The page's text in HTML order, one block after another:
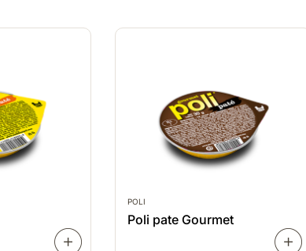
POLI
Poli pate Gourmet